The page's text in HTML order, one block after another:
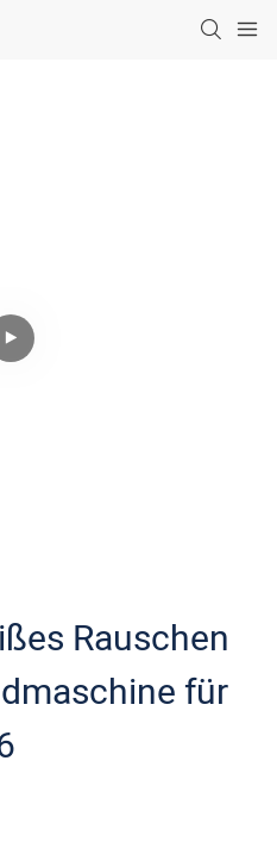
Rauschen
für